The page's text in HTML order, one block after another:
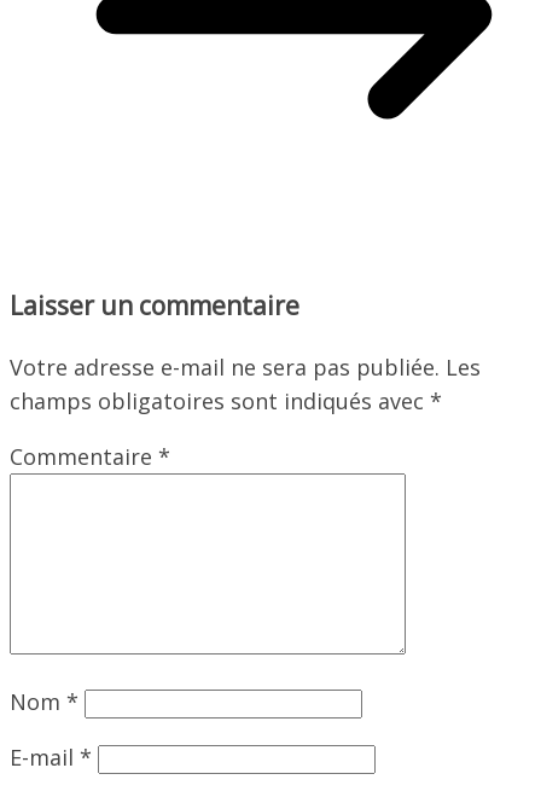
Laisser un commentaire
Votre adresse e-mail ne sera pas publiée. Les
champs obligatoires sont indiqués avec *
Commentaire *
Nom *
E-mail *